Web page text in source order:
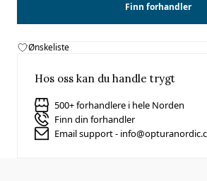
Finn forhandler
Ønskeliste
Hos oss kan du handle trygt
500+ forhandlere i hele Norden
Finn din forhandler
Email support -